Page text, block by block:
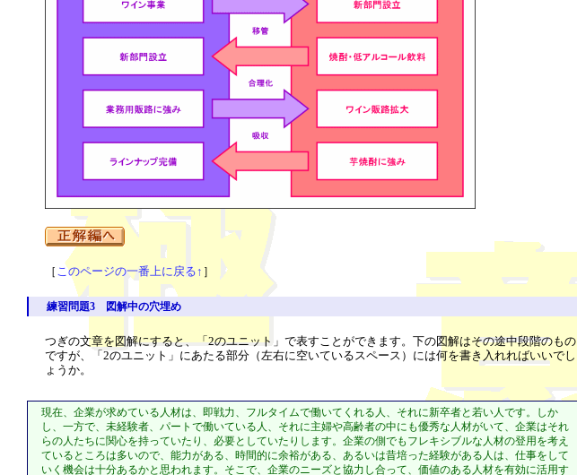
［ このページの一番上に戻る↑ ］
練習問題3 図解中の穴埋め
つぎの文章を図解にすると、「2のユニット」で表すことができます。下の図解はその途中段階のもの
ですが、「2のユニット」にあたる部分（左右に空いているスペース）には何を書き入れればいいでし
ょうか。
現在、企業が求めている人材は、即戦力、フルタイムで働いてくれる人、それに新卒者と若い人です。しか
し、一方で、未経験者、パートで働いている人、それに主婦や高齢者の中にも優秀な人材がいて、企業はそれ
らの人たちに関心を持っていたり、必要としていたりします。企業の側でもフレキシブルな人材の登用を考え
ているところは多いので、能力がある、時間的に余裕がある、あるいは昔培った経験がある人は、仕事をして
いく機会は十分あるかと思われます。そこで、企業のニーズと協力し合って、価値のある人材を有効に活用す